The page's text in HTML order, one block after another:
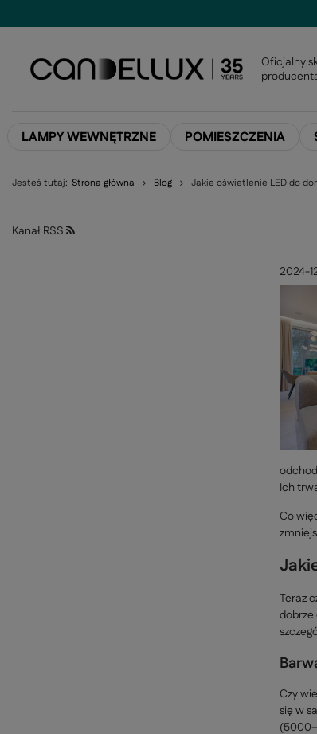
Oficjalny
LAMPY WEWNĘTRZNE POMIESZCZENIA
Jesteś tutaj: Strona główna Blog Jakie oświetlenie LED do
Kanał RSS
2024-
Ich
Co
Teraz
dobrze
Czy
się w